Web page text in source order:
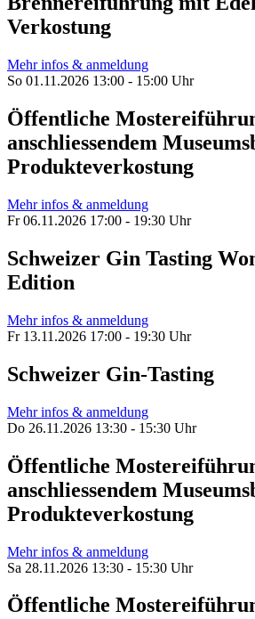
Verkostung
Mehr infos & anmeldung
So 01.11.2026 13:00 - 15:00 Uhr
Öffentliche
anschliessendem
Produkteverkostung
Mehr infos & anmeldung
Fr 06.11.2026 17:00 - 19:30 Uhr
Schweizer Gin Tasting
Edition
Mehr infos & anmeldung
Fr 13.11.2026 17:00 - 19:30 Uhr
Schweizer Gin-Tasting
Mehr infos & anmeldung
Do 26.11.2026 13:30 - 15:30 Uhr
Öffentliche
anschliessendem
Produkteverkostung
Mehr infos & anmeldung
Sa 28.11.2026 13:30 - 15:30 Uhr
Öffentliche